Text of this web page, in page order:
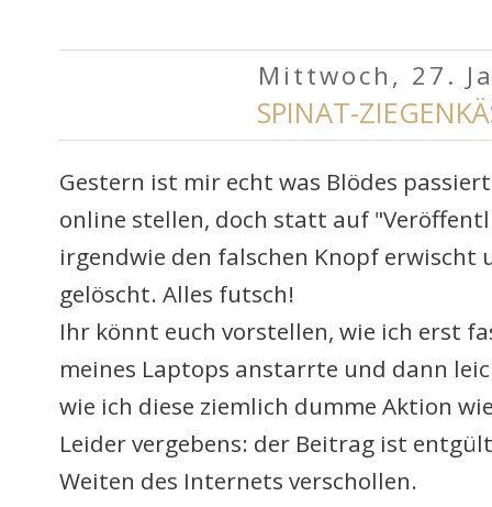
Mittwoch, 27.
SPINAT-
Gestern ist mir echt was Blödes passiert
online stellen, doch statt auf
irgendwie den falschen Knopf erwischt
gelöscht. Alles futsch!
Ihr könnt euch vorstellen, wie ich erst
meines Laptops anstarrte und dann
wie ich diese ziemlich dumme Aktion w
Leider vergebens: der Beitrag ist
Weiten des Internets verschollen.